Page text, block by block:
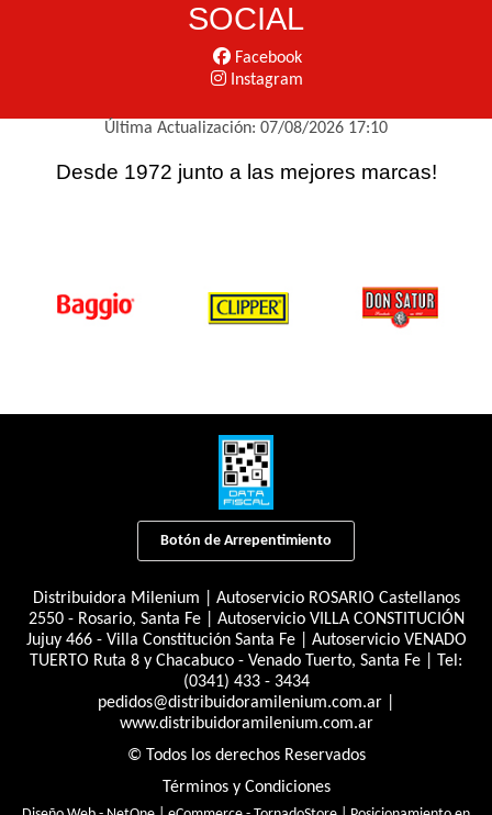
SOCIAL
Facebook
Instagram
Última Actualización: 07/08/2026 17:10
Desde 1972 junto a las mejores marcas!
Botón de Arrepentimiento
Distribuidora Milenium | Autoservicio ROSARIO Castellanos
2550 - Rosario, Santa Fe | Autoservicio VILLA CONSTITUCIÓN
Jujuy 466 - Villa Constitución Santa Fe | Autoservicio VENADO
TUERTO Ruta 8 y Chacabuco - Venado Tuerto, Santa Fe | Tel:
(0341) 433 - 3434
pedidos@distribuidoramilenium.com.ar
www.distribuidoramilenium.com.ar
© Todos los derechos Reservados
Términos y Condiciones